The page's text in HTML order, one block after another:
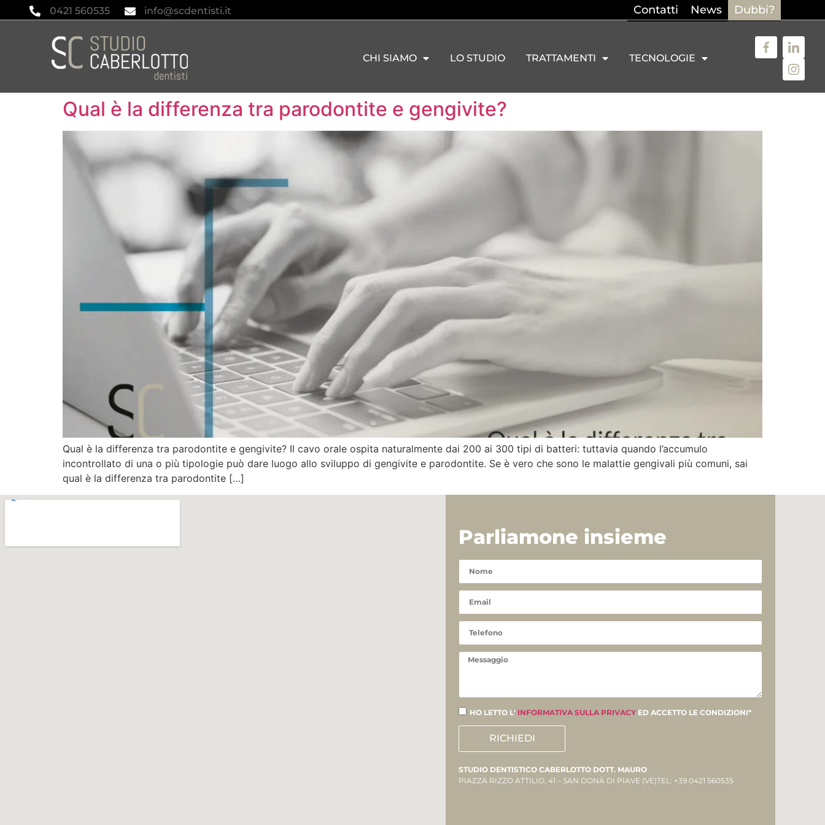
0421 560535 info@scdentisti.it Contatti News Dubbi?
CHI SIAMO LO STUDIO TRATTAMENTI TECNOLOGIE
Qual è la differenza tra parodontite e gengivite?
Qual è la differenza tra parodontite e gengivite? Il cavo orale ospita naturalmente dai 200 ai 300 tipi di batteri: tuttavia quando l’accumulo
incontrollato di una o più tipologie può dare luogo allo sviluppo di gengivite e parodontite. Se è vero che sono le malattie gengivali più comuni, sai
qual è la differenza tra parodontite […]
Parliamone insieme
HO LETTO L' INFORMATIVA SULLA PRIVACY ED ACCETTO LE CONDIZIONI*
RICHIEDI
STUDIO DENTISTICO CABERLOTTO DOTT. MAURO
PIAZZA RIZZO ATTILIO, 41 – SAN DONÀ DI PIAVE (VE)TEL: +39 0421 560535